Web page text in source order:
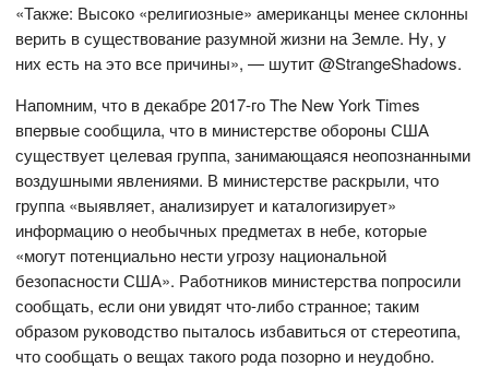
«Также: Высоко «религиозные» американцы менее склонны
верить в существование разумной жизни на Земле. Ну, у
них есть на это все причины», — шутит @StrangeShadows.
Напомним, что в декабре 2017-го The New York Times
впервые сообщила, что в министерстве обороны США
существует целевая группа, занимающаяся неопознанными
воздушными явлениями. В министерстве раскрыли, что
группа «выявляет, анализирует и каталогизирует»
информацию о необычных предметах в небе, которые
«могут потенциально нести угрозу национальной
безопасности США». Работников министерства попросили
сообщать, если они увидят что-либо странное; таким
образом руководство пыталось избавиться от стереотипа,
что сообщать о вещах такого рода позорно и неудобно.